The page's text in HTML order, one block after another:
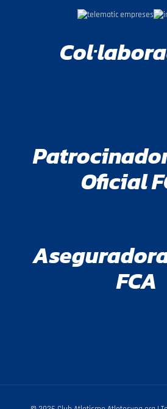
Oficial
FCA